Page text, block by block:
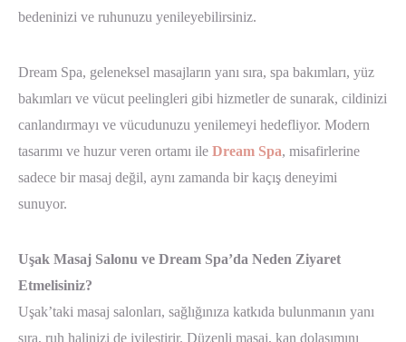
bedeninizi ve ruhunuzu yenileyebilirsiniz.
Dream Spa, geleneksel masajların yanı sıra, spa bakımları, yüz
bakımları ve vücut peelingleri gibi hizmetler de sunarak, cildinizi
canlandırmayı ve vücudunuzu yenilemeyi hedefliyor. Modern
tasarımı ve huzur veren ortamı ile Dream Spa, misafirlerine
sadece bir masaj değil, aynı zamanda bir kaçış deneyimi
sunuyor.
Uşak Masaj Salonu ve Dream Spa’da Neden Ziyaret
Etmelisiniz?
Uşak’taki masaj salonları, sağlığınıza katkıda bulunmanın yanı
sıra, ruh halinizi de iyileştirir. Düzenli masaj, kan dolaşımını